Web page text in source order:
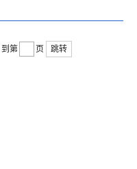
到第 页 跳转